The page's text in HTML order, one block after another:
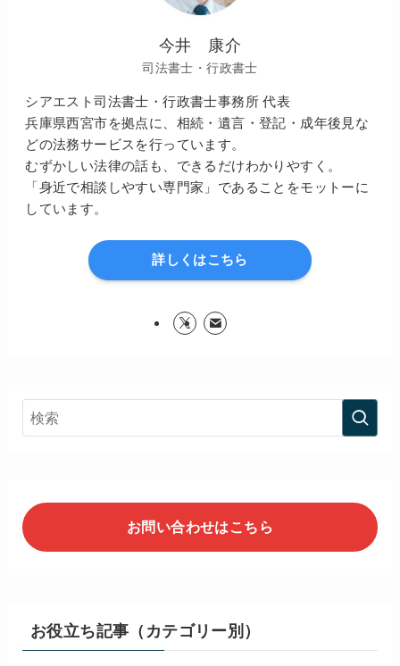
今井 康介
司法書士・行政書士
シアエスト司法書士・行政書士事務所 代表
兵庫県西宮市を拠点に、相続・遺言・登記・成年後見な
どの法務サービスを行っています。
むずかしい法律の話も、できるだけわかりやすく。
「身近で相談しやすい専門家」であることをモットーに
しています。
詳しくはこちら
お問い合わせはこちら
お役立ち記事（カテゴリー別）